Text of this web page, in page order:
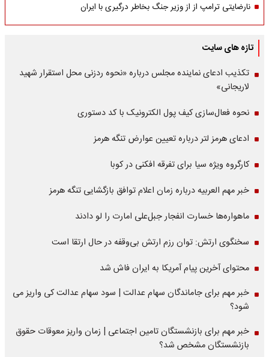
نارضایتی ترامپ از از وزیر جنگ بخاطر درگیری با ایران
تازه های سایت
تکذیب ادعای نماینده مجلس درباره «نحوه ردزنی محل استقرار شهید
لاریجانی»
نحوه فعال‌سازی کیف پول الکترونیک با کد دستوری
ادعای هرمز لتر درباره تعیین عوارض تنگه هرمز
کارگروه ویژه سیا برای تفرقه افکنی در کوبا
خبر مهم العربیه درباره زمان اعلام توافق بازگشایی تنگه هرمز
ماهواره‌‌ها خسارت انفجار جبل‌علی امارت را لو دادند
سخنگوی ارتش: توان رزم ارتش بی‌وقفه در حال ارتقا است
محتوای آخرین پیام آمریکا به ایران فاش شد
خبر مهم برای جاماندگان سهام عدالت | سود سهام عدالت کی واریز می
شود؟
خبر مهم برای بازنشستگان تامین اجتماعی | زمان واریز معوقات حقوق
بازنشستگان مشخص شد؟